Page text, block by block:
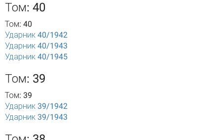
Том: 40
Том: 40
Ударник 40/1942
Ударник 40/1943
Ударник 40/1945
Том: 39
Том: 39
Ударник 39/1942
Ударник 39/1943